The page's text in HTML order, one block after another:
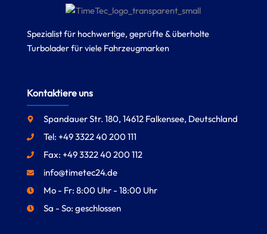
Spezialist für hochwertige, geprüfte & überholte
Turbolader für viele Fahrzeugmarken
Kontaktiere uns
Spandauer Str. 180, 14612 Falkensee, Deutschland
Tel: +49 3322 40 200 111
Fax: +49 3322 40 200 112
info@timetec24.de
Mo - Fr: 8:00 Uhr - 18:00 Uhr
Sa - So: geschlossen